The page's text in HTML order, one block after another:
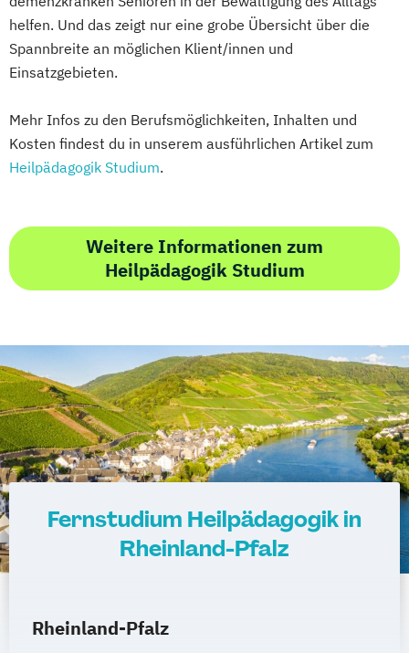
helfen. Und das zeigt nur eine grobe Übersicht über die
Spannbreite an möglichen Klient/innen und
Einsatzgebieten.
Mehr Infos zu den Berufsmöglichkeiten, Inhalten und
Kosten findest du in unserem ausführlichen Artikel zum
Heilpädagogik Studium.
Weitere Informationen zum
Heilpädagogik Studium
Fernstudium Heilpädagogik in
Rheinland-Pfalz
Rheinland-Pfalz